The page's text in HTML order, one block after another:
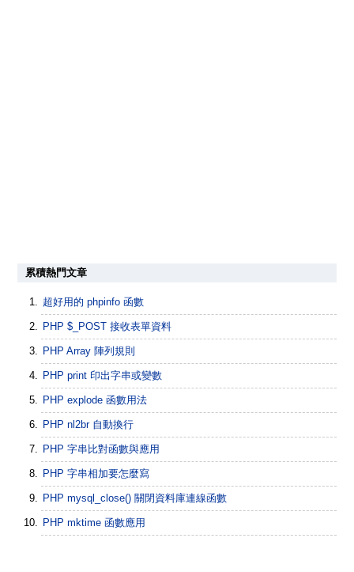
累積熱門文章
超好用的 phpinfo 函數
PHP $_POST 接收表單資料
PHP Array 陣列規則
PHP print 印出字串或變數
PHP explode 函數用法
PHP nl2br 自動換行
PHP 字串比對函數與應用
PHP 字串相加要怎麼寫
PHP mysql_close() 關閉資料庫連線函數
PHP mktime 函數應用